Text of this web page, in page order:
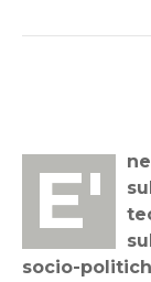
E' necessaria una riflessione profonda
socio-